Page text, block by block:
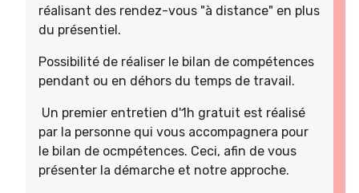
réalisant des rendez-vous "à distance" en plus
du présentiel.
Possibilité de réaliser le bilan de compétences
pendant ou en déhors du temps de travail.
Un premier entretien d'1h gratuit est réalisé
par la personne qui vous accompagnera pour
le bilan de ocmpétences. Ceci, afin de vous
présenter la démarche et notre approche.